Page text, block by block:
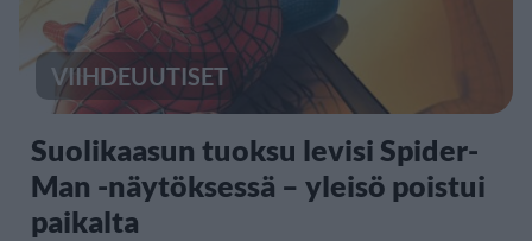
VIIHDEUUTISET
Suolikaasun tuoksu levisi Spider-
Man -näytöksessä – yleisö poistui
paikalta